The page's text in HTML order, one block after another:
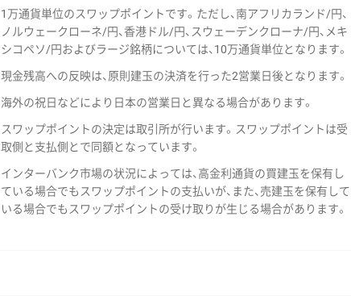
1万通貨単位のスワップポイントです。ただし、南アフリカランド/円、
ノルウェークローネ/円、香港ドル/円、スウェーデンクローナ/円、メキ
シコペソ/円およびラージ銘柄については、10万通貨単位となります。
現金残高への反映は、原則建玉の決済を行った2営業日後となります。
海外の祝日などにより日本の営業日と異なる場合があります。
スワップポイントの決定は取引所が行います。スワップポイントは受
取側と支払側とで同額となっています。
インターバンク市場の状況によっては、高金利通貨の買建玉を保有し
ている場合でもスワップポイントの支払いが、また、売建玉を保有して
いる場合でもスワップポイントの受け取りが生じる場合があります。